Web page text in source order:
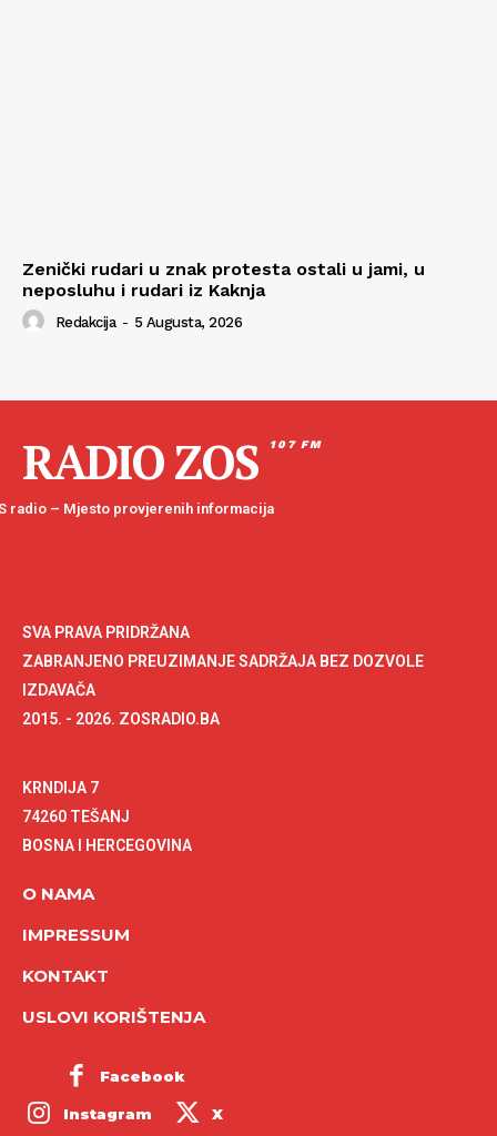
Zenički rudari u znak protesta ostali u jami, u
neposluhu i rudari iz Kaknja
Redakcija - 5 Augusta, 2026
RADIO ZOS 107 FM
radio – Mjesto provjerenih informacija
SVA PRAVA PRIDRŽANA
ZABRANJENO PREUZIMANJE SADRŽAJA BEZ DOZVOLE
IZDAVAČA
2015. - 2026. ZOSRADIO.BA
KRNDIJA 7
74260 TEŠANJ
BOSNA I HERCEGOVINA
O NAMA
IMPRESSUM
KONTAKT
USLOVI KORIŠTENJA
Facebook
Instagram X